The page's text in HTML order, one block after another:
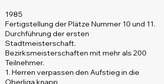
1985
Fertigstellung der Plätze Nummer 10 und 11.
Durchführung der ersten
Stadtmeisterschaft.
Bezirksmeisterschaften mit mehr als 200
Teilnehmer.
1. Herren verpassen den Aufstieg in die
Oberliga knapp